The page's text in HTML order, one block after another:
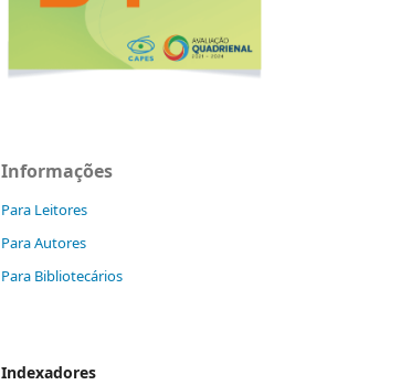
Informações
Para Leitores
Para Autores
Para Bibliotecários
Indexadores